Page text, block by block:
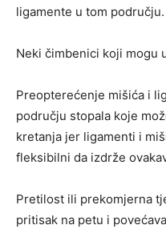
ligamente u tom području.
Neki čimbenici koji mogu
Preopterećenje mišića i
području stopala koje
kretanja jer ligamenti i
fleksibilni da izdrže
Pretilost ili prekomjerna
pritisak na petu i